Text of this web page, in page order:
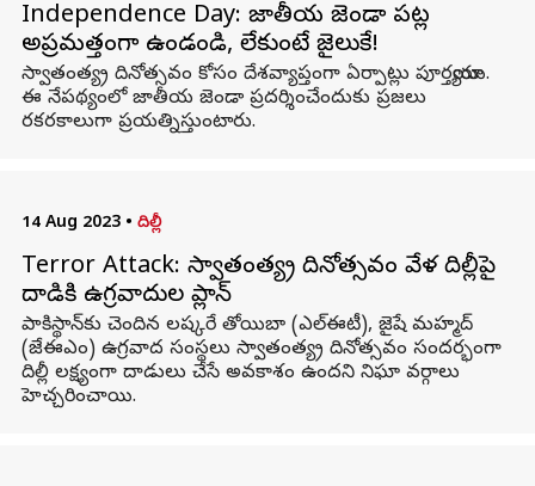
Independence Day: జాతీయ జెండా పట్ల
అప్రమత్తంగా ఉండండి, లేకుంటే జైలుకే!
స్వాతంత్య్ర దినోత్సవం కోసం దేశవ్యాప్తంగా ఏర్పాట్లు పూర్తయ్యాయి.
ఈ నేపథ్యంలో జాతీయ జెండా ప్రదర్శించేందుకు ప్రజలు
రకరకాలుగా ప్రయత్నిస్తుంటారు.
14 Aug 2023 • దిల్లీ
Terror Attack: స్వాతంత్య్ర దినోత్సవం వేళ దిల్లీపై
దాడికి ఉగ్రవాదుల ప్లాన్
పాకిస్థాన్‌కు చెందిన లష్కరే తోయిబా (ఎల్‌ఈటీ), జైషే మహ్మద్
(జేఈఎం) ఉగ్రవాద సంస్థలు స్వాతంత్య్ర దినోత్సవం సందర్భంగా
దిల్లీ లక్ష్యంగా దాడులు చేసే అవకాశం ఉందని నిఘా వర్గాలు
హెచ్చరించాయి.